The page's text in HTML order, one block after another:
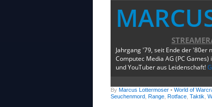
Jahrgang '79, seit Ende der
Computec Media AG (PC
und YouTuber aus Leidenschaft!
By Marcus Lottermoser • World of
Seuchenmord Range Rotface Taktik